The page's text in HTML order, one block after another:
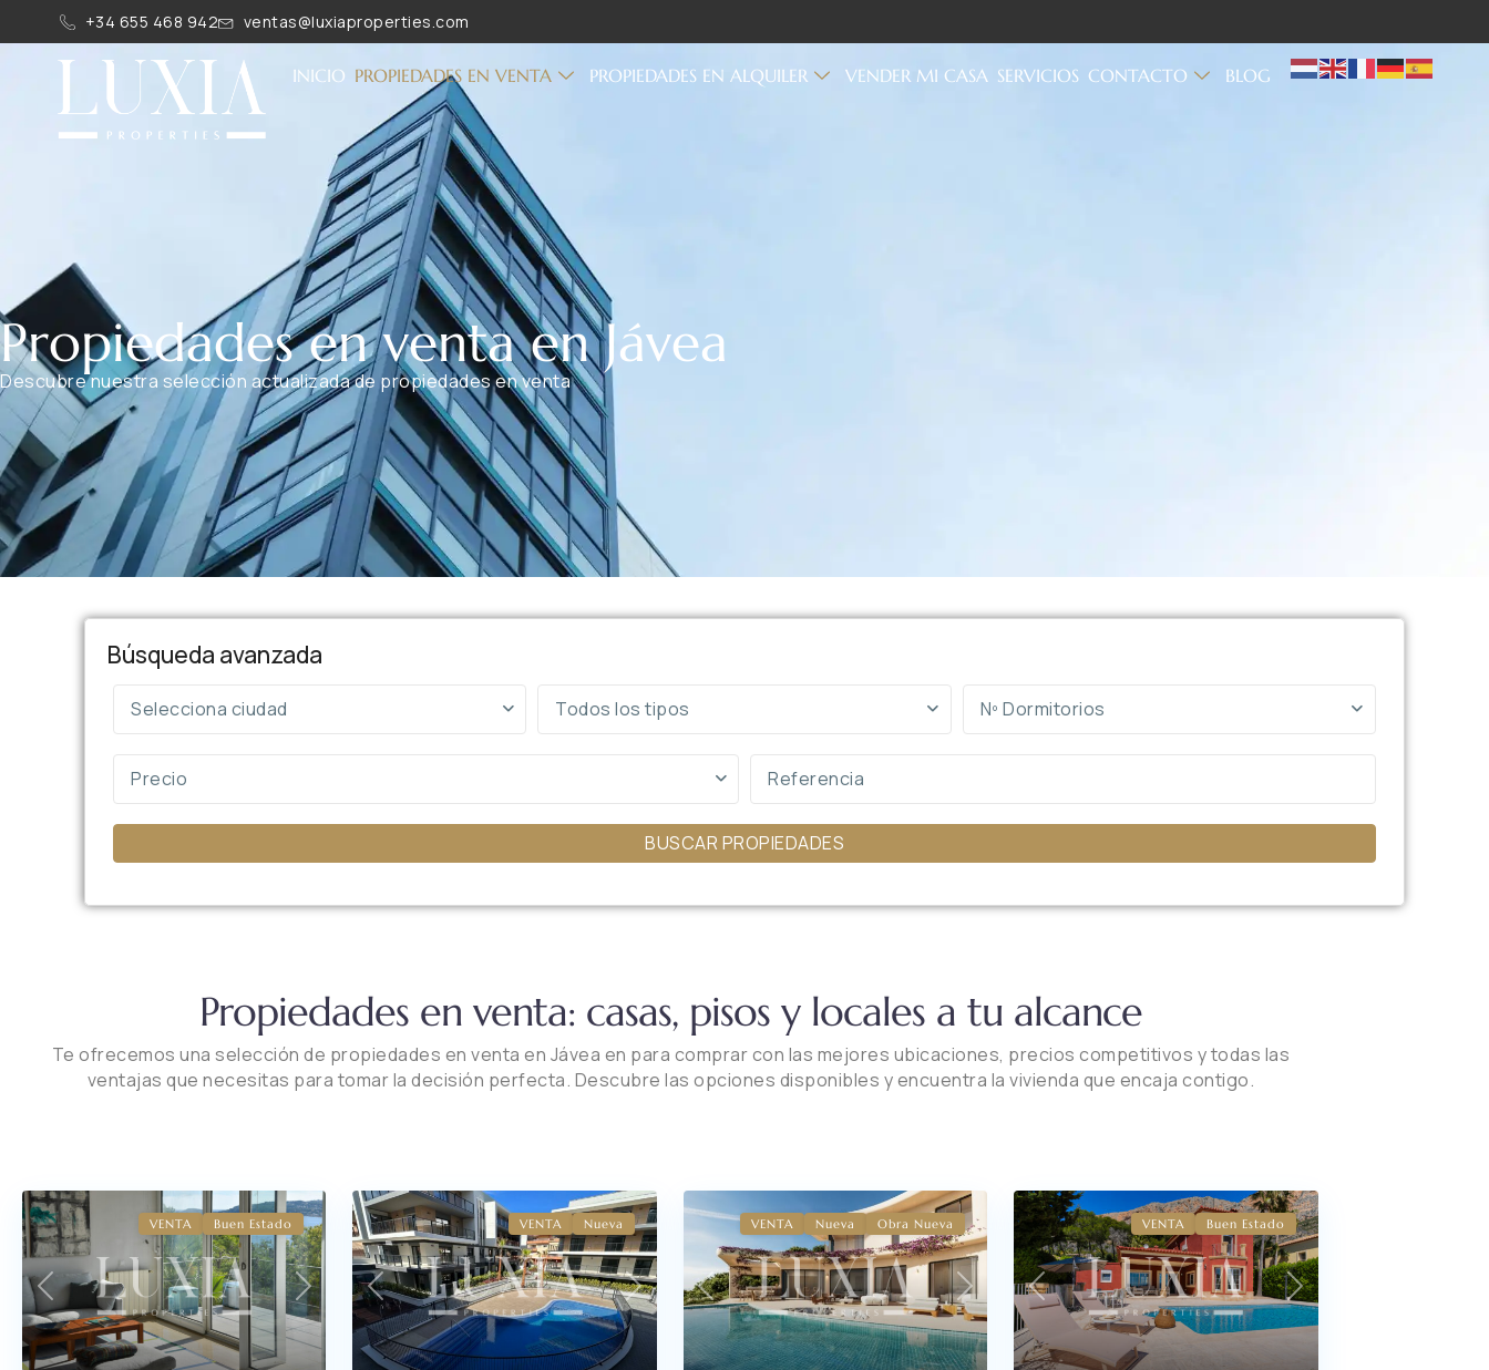
+34 655 468 942 ventas@luxiaproperties.com
INICIO PROPIEDADES EN VENTA PROPIEDADES EN ALQUILER VENDER MI CASA SERVICIOS CONTACTO BLOG
Propiedades en venta en Jávea
Descubre nuestra selección actualizada de propiedades en venta​​
Búsqueda avanzada
Selecciona ciudad Todos los tipos Nº Dormitorios
Precio
BUSCAR PROPIEDADES
Propiedades en venta: casas, pisos y locales a tu alcance
Te ofrecemos una selección de propiedades en venta en Jávea en para comprar con las mejores ubicaciones, precios competitivos y todas las
ventajas que necesitas para tomar la decisión perfecta. Descubre las opciones disponibles y encuentra la vivienda que encaja contigo.
Previous Next
VENTA Buen Estado
Previous Next
VENTA Nueva
Previous Next
VENTA Nueva Obra Nueva
Previous Next
VENTA Buen Estado